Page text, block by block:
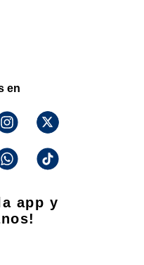
en
app y